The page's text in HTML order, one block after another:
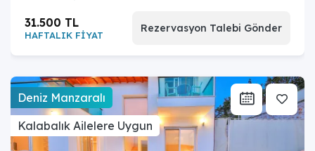
HAFTALIK FİYAT
31.500 TL Rezervasyon Talebi Gönder
Deniz Manzaralı
Kalabalık Ailelere Uygun